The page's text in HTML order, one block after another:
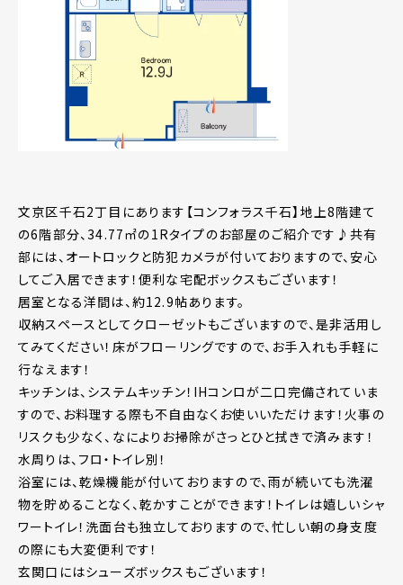
文京区千石2丁目にあります【コンフォラス千石】地上8階建て
の6階部分、34.77㎡の1Rタイプのお部屋のご紹介です♪共有
部には、オートロックと防犯カメラが付いておりますので、安心
してご入居できます！便利な宅配ボックスもございます！
居室となる洋間は、約12.9帖あります。
収納スペースとしてクローゼットもございますので、是非活用し
てみてください！床がフローリングですので、お手入れも手軽に
行なえます！
キッチンは、システムキッチン！IHコンロが二口完備されていま
すので、お料理する際も不自由なくお使いいただけます！火事の
リスクも少なく、なによりお掃除がさっとひと拭きで済みます！
水周りは、フロ・トイレ別！
浴室には、乾燥機能が付いておりますので、雨が続いても洗濯
物を貯めることなく、乾かすことができます！トイレは嬉しいシャ
ワートイレ！洗面台も独立しておりますので、忙しい朝の身支度
の際にも大変便利です！
玄関口にはシューズボックスもございます！